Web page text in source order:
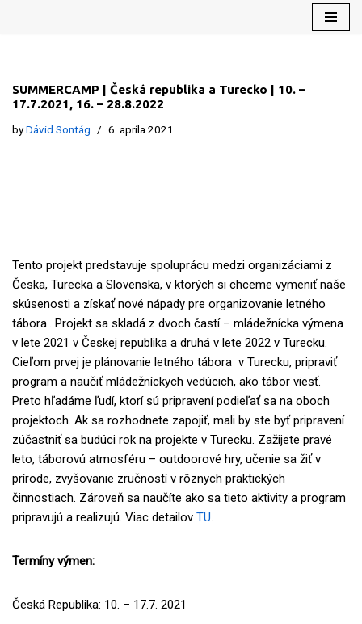
obsah
SUMMERCAMP | Česká republika a Turecko | 10. –
17.7.2021, 16. – 28.8.2022
byDávid Sontág 6. apríla 2021
Tento projekt predstavuje spoluprácu medzi organizáciami z
Česka, Turecka a Slovenska, v ktorých si chceme vymeniť naše
skúsenosti a získať nové nápady pre organizovanie letného
tábora.. Projekt sa skladá z dvoch častí – mládežnícka výmena
v lete 2021 v Českej republika a druhá v lete 2022 v Turecku.
Cieľom prvej je plánovanie letného tábora v Turecku, pripraviť
program a naučiť mládežníckych vedúcich, ako tábor viesť.
Preto hľadáme ľudí, ktorí sú pripravení podieľať sa na oboch
projektoch. Ak sa rozhodnete zapojiť, mali by ste byť pripravení
zúčastniť sa budúci rok na projekte v Turecku. Zažijete pravé
leto, táborovú atmosféru – outdoorové hry, učenie sa žiť v
prírode, zvyšovanie zručností v rôznych praktických
činnostiach. Zároveň sa naučíte ako sa tieto aktivity a program
pripravujú a realizujú. Viac detailov TU.
Termíny výmen:
Česká Republika: 10. – 17.7. 2021